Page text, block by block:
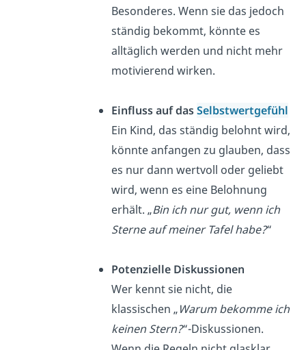
Besonderes. Wenn sie das jedoch
ständig bekommt, könnte es
alltäglich werden und nicht mehr
motivierend wirken.
Einfluss auf dasSelbstwertgefühl
Ein Kind, das ständig belohnt wird,
könnte anfangen zu glauben, dass
es nur dann wertvoll oder geliebt
wird, wenn es eine Belohnung
erhält. „Bin ich nur gut, wenn ich
Sterne auf meiner Tafel habe?“
Potenzielle Diskussionen
Wer kennt sie nicht, die
klassischen „Warum bekomme ich
keinen Stern?“-Diskussionen.